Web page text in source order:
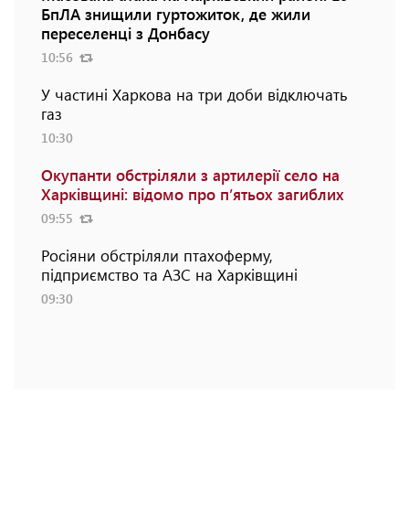
БпЛА знищили гуртожиток, де жили
переселенці з Донбасу
10:56
У частині Харкова на три доби відключать
газ
10:30
Окупанти обстріляли з артилерії село на
Харківщині: відомо про п’ятьох загиблих
09:55
Росіяни обстріляли птахоферму,
підприємство та АЗС на Харківщині
09:30